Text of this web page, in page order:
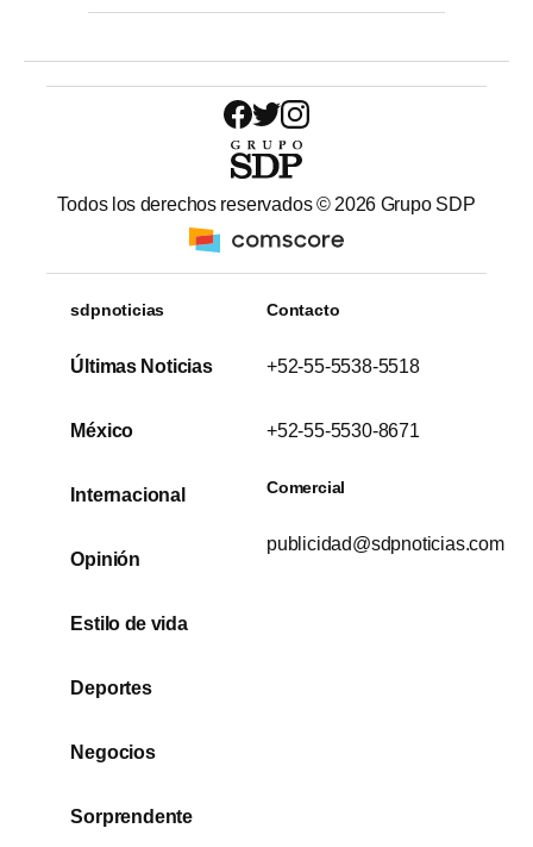
Todos los derechos reservados © 2026 Grupo SDP
sdpnoticias
Últimas Noticias
México
Internacional
Opinión
Estilo de vida
Deportes
Negocios
Sorprendente
Contacto
+52-55-5538-5518
+52-55-5530-8671
Comercial
publicidad@sdpnoticias.com